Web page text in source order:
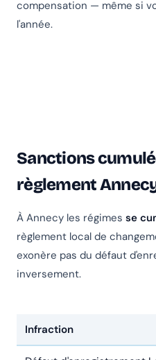
compensation — même si
l'année.
Sanctions
règlement
À Annecy les régimes se
règlement local de
exonère pas du défaut
inversement.
Infraction